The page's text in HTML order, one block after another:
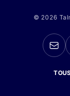
© 2026